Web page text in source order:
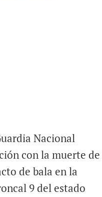
Nacional
con la muerte de
de bala en la
9 del estado